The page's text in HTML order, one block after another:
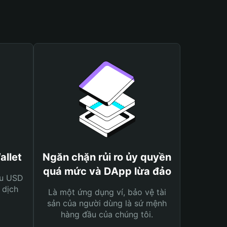
USD
dịch
Ngăn chặn rủi ro ủy quyền
quá mức và DApp lừa đảo
Là một ứng dụng ví, bảo vệ tài
sản của người dùng là sứ mệnh
hàng đầu của chúng tôi.